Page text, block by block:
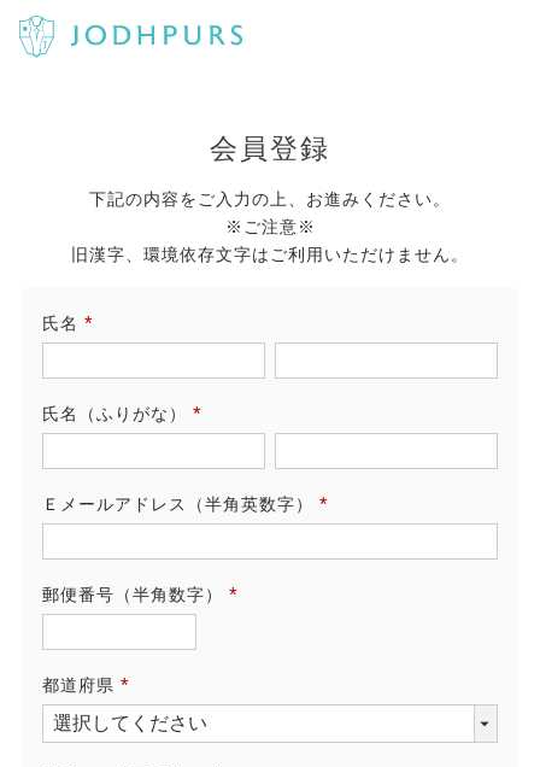
会員登録
下記の内容をご入力の上、お進みください。
※ご注意※
旧漢字、環境依存文字はご利用いただけません。
氏名
須)
氏名（ふりがな）
須)
Ｅメールアドレス（半角英数字）
須)
郵便番号（半角数字）
都道府県
(必
須)